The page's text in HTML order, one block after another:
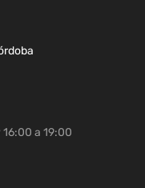
a 19:00